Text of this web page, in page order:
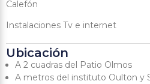
Calefón
Instalaciones Tv e internet
Ubicación
A 2 cuadras del Patio Olmos
A metros del instituto Oulton y